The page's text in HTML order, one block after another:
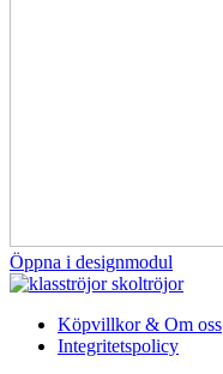
Öppna i designmodul
Köpvillkor & Om oss
Integritetspolicy